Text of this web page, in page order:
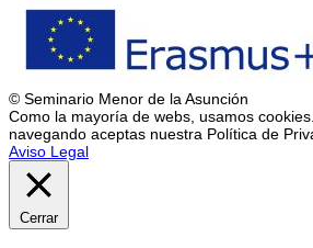
© Seminario Menor de la Asunción
Como la mayoría de webs, usamos
navegando aceptas nuestra Política de
Aviso Legal
Cerrar